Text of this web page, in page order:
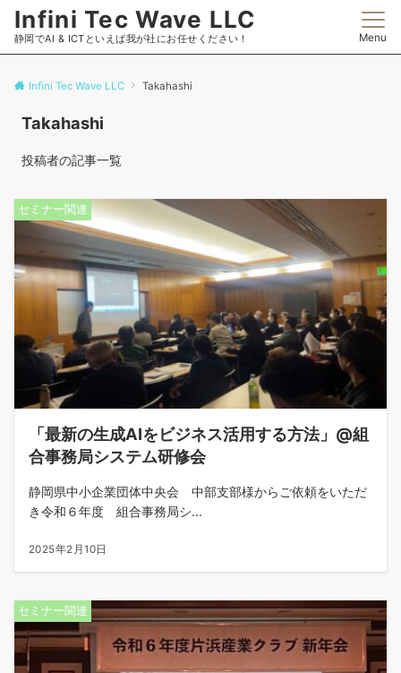
Infini Tec Wave LLC
静岡でAI & ICTといえば我が社にお任せください！ Menu
Infini Tec Wave LLC Takahashi
Takahashi
投稿者の記事一覧
セミナー関連
「最新の生成AIをビジネス活用する方法」@組
合事務局システム研修会
静岡県中小企業団体中央会 中部支部様からご依頼をいただ
き令和６年度 組合事務局シ...
2025年2月10日
セミナー関連